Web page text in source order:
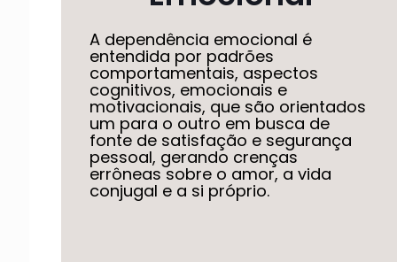
A dependência emocional é
entendida por padrões
comportamentais, aspectos
cognitivos, emocionais e
motivacionais, que são orientados
um para o outro em busca de
fonte de satisfação e segurança
pessoal, gerando crenças
errôneas sobre o amor, a vida
conjugal e a si próprio.